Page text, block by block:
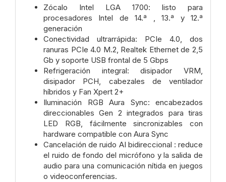
Zócalo Intel LGA 1700: listo para
procesadores Intel de 14.ª , 13.ª y 12.ª
generación
Conectividad ultrarrápida: PCIe 4.0, dos
ranuras PCIe 4.0 M.2, Realtek Ethernet de 2,5
Gb y soporte USB frontal de 5 Gbps
Refrigeración integral: disipador VRM,
disipador PCH, cabezales de ventilador
híbridos y Fan Xpert 2+
Iluminación RGB Aura Sync: encabezados
direccionables Gen 2 integrados para tiras
LED RGB, fácilmente sincronizables con
hardware compatible con Aura Sync
Cancelación de ruido AI bidireccional : reduce
el ruido de fondo del micrófono y la salida de
audio para una comunicación nítida en juegos
o videoconferencias.